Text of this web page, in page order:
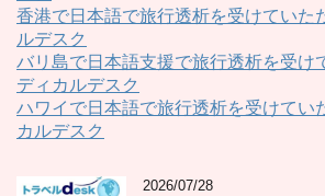
香港で日本語で旅行透析を受けていた
ルデスク
バリ島で日本語支援で旅行透析を受け
ディカルデスク
ハワイで日本語で旅行透析を受けてい
カルデスク
2026/07/28